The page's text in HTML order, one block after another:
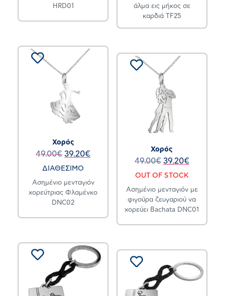
HRD01
άλμα εις μήκος σε
καρδιά TF25
Χορός
49.00€ 39.20€
ΔΙΑΘΕΣΙΜΟ
Ασημένιο μενταγιόν
χορεύτριας Φλαμένκο
DNC02
Χορός
49.00€ 39.20€
OUT OF STOCK
Ασημένιο μενταγιόν με
φιγούρα ζευγαριού να
χορεύει Bachata DNC01